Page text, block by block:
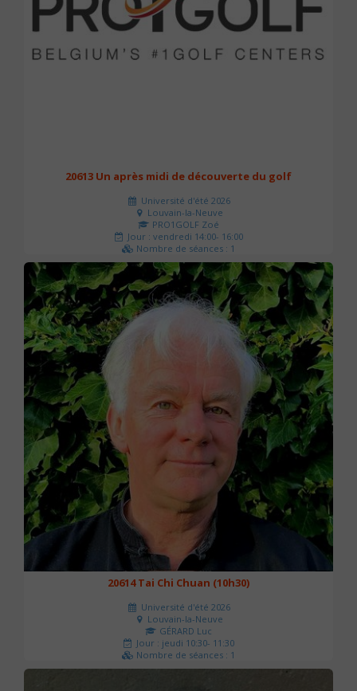
20613 Un après midi de découverte du golf
Université d'été 2026
Louvain-la-Neuve
PRO1GOLF Zoé
Jour : vendredi 14:00- 16:00
Nombre de séances : 1
45 €
20614 Tai Chi Chuan (10h30)
Université d'été 2026
Louvain-la-Neuve
GÉRARD Luc
Jour : jeudi 10:30- 11:30
Nombre de séances : 1
0 €